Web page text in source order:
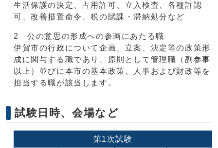
生活保護の決定、占用許可、立入検査、各種許認
可、改善措置命令、税の賦課・滞納処分など
2 公の意思の形成への参画にあたる職
伊賀市の行政について企画、立案、決定等の政策形
成に関与する職であり、原則として管理職（副参事
以上）並びに本市の基本政策、人事および財政等を
担当する職が該当します。
試験日時、会場など
第1次試験